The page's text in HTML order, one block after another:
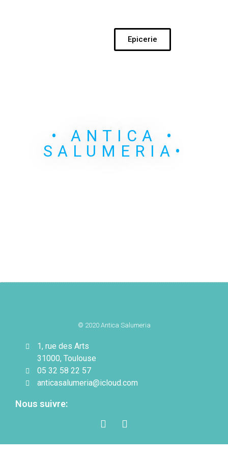
Epicerie
• ANTICA •
SALUMERIA•
© 2020 Antica Salumeria
1, rue des Arts
31000, Toulouse
05 32 58 22 57
anticasalumeria@icloud.com
Nous suivre: